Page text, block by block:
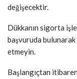
değişecektir.
Dükkanın sigorta
başvuruda
etmeyin.
Başlangıçtan